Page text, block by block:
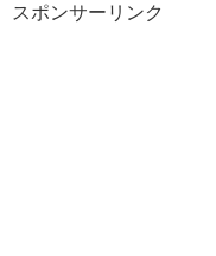
スポンサーリンク